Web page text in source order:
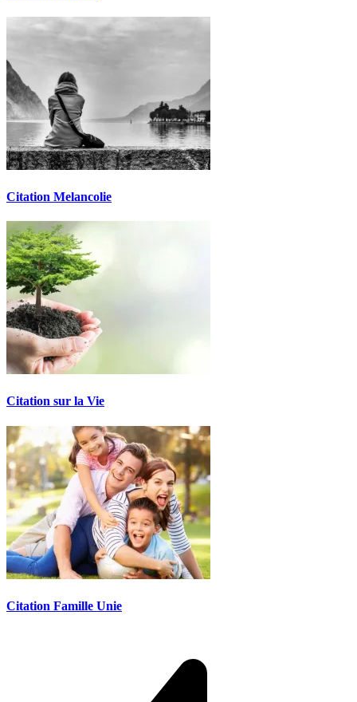
Citation Melancolie
Citation sur la Vie
Citation Famille Unie